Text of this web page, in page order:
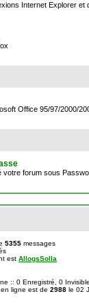
Internet Explorer et
Office 95/97/2000/
votre forum sous
5355 messages
est AllogsSolla
:: 0 Enregistré, 0
ligne est de 2988 le 02